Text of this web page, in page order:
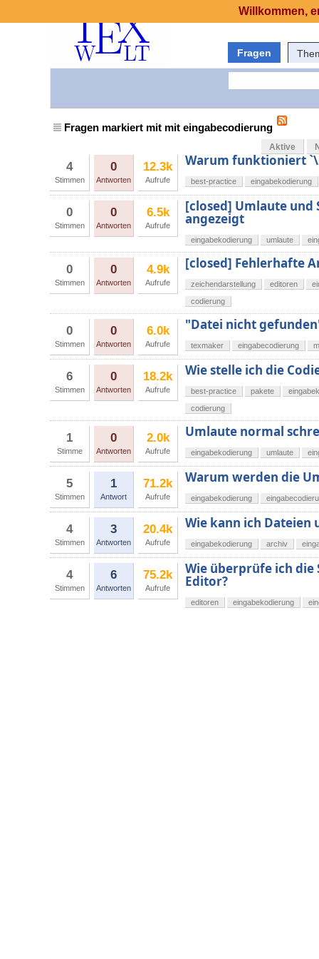
Fragen
Fragen markiert mit mit eingabecodierung
Aktive
4
Stimmen
0
Antworten
12.3k
Aufrufe
Warum funktioniert
best-practice eingabekodierung
0
Stimmen
0
Antworten
6.5k
Aufrufe
[closed] Umlaute und
angezeigt
eingabekodierung umlaute
0
Stimmen
0
Antworten
4.9k
Aufrufe
[closed] Fehlerhafte
zeichendarstellung editoren
codierung
0
Stimmen
0
Antworten
6.0k
Aufrufe
"Datei nicht
texmaker eingabecodierung
6
Stimmen
0
Antworten
18.2k
Aufrufe
Wie stelle ich die
best-practice pakete
codierung
1
Stimme
0
Antworten
2.0k
Aufrufe
Umlaute normal
eingabekodierung umlaute
5
Stimmen
1
Antwort
71.2k
Aufrufe
Warum werden die
eingabekodierung
4
Stimmen
3
Antworten
20.4k
Aufrufe
Wie kann ich Dateien
eingabekodierung archiv
4
Stimmen
6
Antworten
75.2k
Aufrufe
Wie überprüfe ich
Editor?
editoren eingabekodierung
Willkommen,